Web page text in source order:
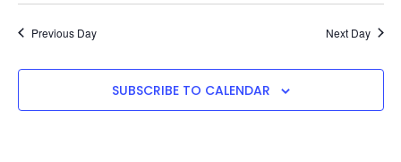
Previous Day Next Day
SUBSCRIBE TO CALENDAR